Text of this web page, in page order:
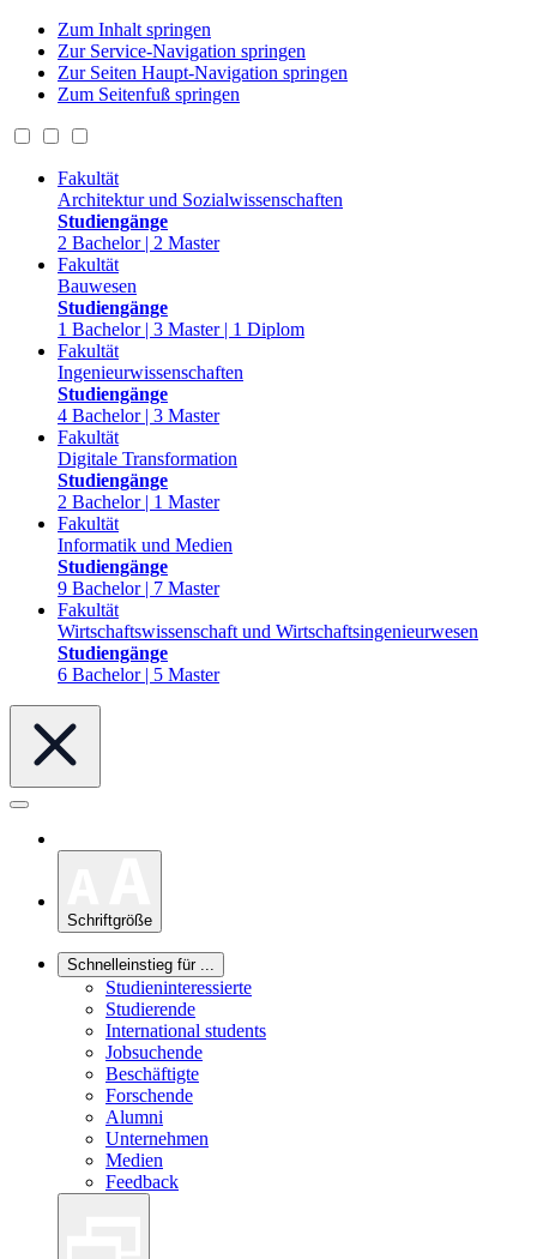
Zum Inhalt springen
Zur Service-Navigation springen
Zur Seiten Haupt-Navigation springen
Zum Seitenfuß springen
Fakultät
Architektur und Sozialwissenschaften
Studiengänge
2 Bachelor | 2 Master
Fakultät
Bauwesen
Studiengänge
1 Bachelor | 3 Master | 1 Diplom
Fakultät
Ingenieurwissenschaften
Studiengänge
4 Bachelor | 3 Master
Fakultät
Digitale Transformation
Studiengänge
2 Bachelor | 1 Master
Fakultät
Informatik und Medien
Studiengänge
9 Bachelor | 7 Master
Fakultät
Wirtschaftswissenschaft und Wirtschaftsingenieurwesen
Studiengänge
6 Bachelor | 5 Master
Schriftgröße
Schnelleinstieg für ...
Studieninteressierte
Studierende
International students
Jobsuchende
Beschäftigte
Forschende
Alumni
Unternehmen
Medien
Feedback